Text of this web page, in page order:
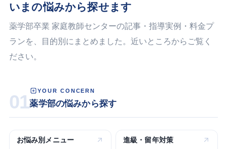
いまの悩みから探せます
薬学部卒業 家庭教師センターの記事・指導実例・料金プ
ランを、目的別にまとめました。近いところからご覧く
ださい。
01
YOUR CONCERN
薬学部の悩みから探す
お悩み別 メニュー 進級・留年対策